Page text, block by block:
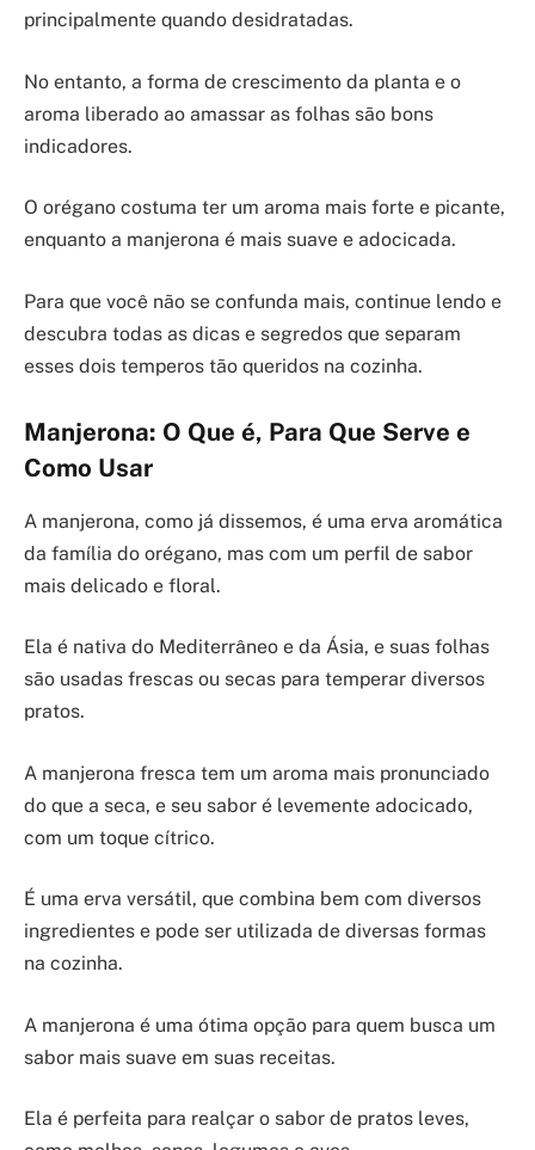
principalmente quando desidratadas.
No entanto, a forma de crescimento da planta e o
aroma liberado ao amassar as folhas são bons
indicadores.
O orégano costuma ter um aroma mais forte e picante,
enquanto a manjerona é mais suave e adocicada.
Para que você não se confunda mais, continue lendo e
descubra todas as dicas e segredos que separam
esses dois temperos tão queridos na cozinha.
Manjerona: O Que é, Para Que Serve e
Como Usar
A manjerona, como já dissemos, é uma erva aromática
da família do orégano, mas com um perfil de sabor
mais delicado e floral.
Ela é nativa do Mediterrâneo e da Ásia, e suas folhas
são usadas frescas ou secas para temperar diversos
pratos.
A manjerona fresca tem um aroma mais pronunciado
do que a seca, e seu sabor é levemente adocicado,
com um toque cítrico.
É uma erva versátil, que combina bem com diversos
ingredientes e pode ser utilizada de diversas formas
na cozinha.
A manjerona é uma ótima opção para quem busca um
sabor mais suave em suas receitas.
Ela é perfeita para realçar o sabor de pratos leves,